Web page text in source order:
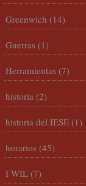
Greenwich (14)
Guerras (1)
Herramientas (7)
historia (2)
historia del IESE (1)
horarios (45)
I WIL (7)